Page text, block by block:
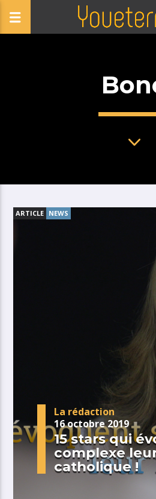
ARTICLE NEWS
La rédaction
16 octobre 2019
15 stars qui
complexe
catholique !